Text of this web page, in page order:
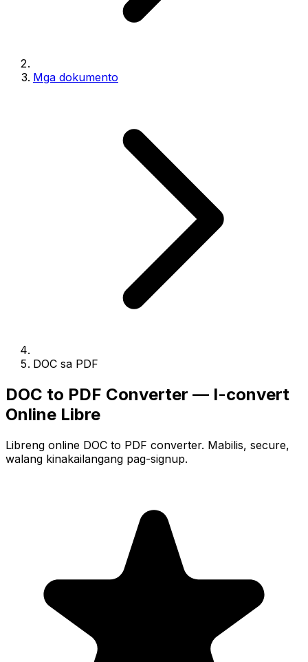
Mga dokumento
DOC sa PDF
DOC to PDF Converter — I-convert
Online Libre
Libreng online DOC to PDF converter. Mabilis, secure,
walang kinakailangang pag-signup.